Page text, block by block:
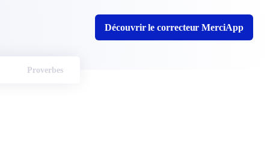
Découvrir le correcteur MerciApp
Proverbes